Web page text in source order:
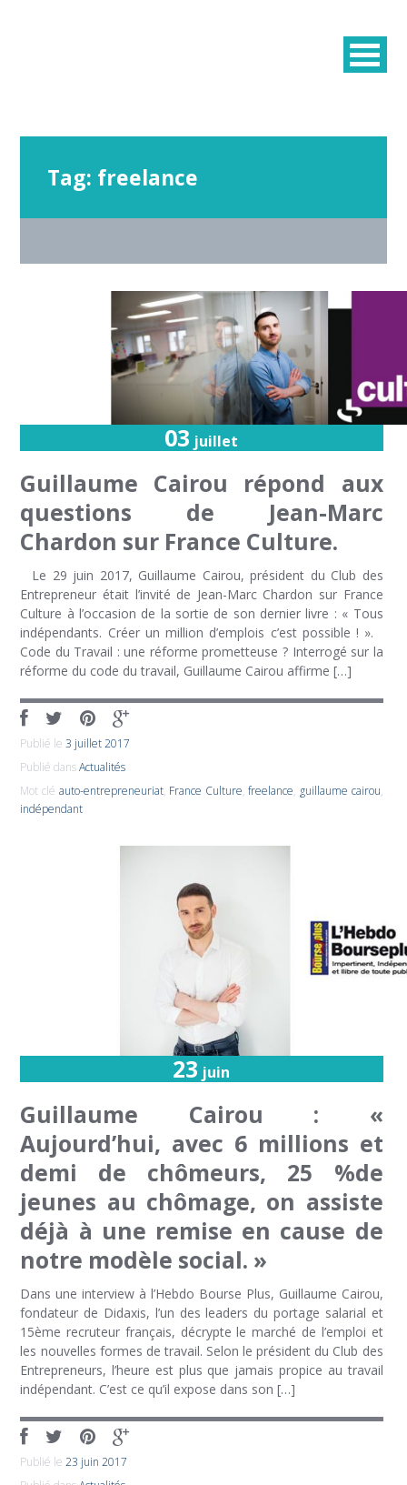
Tag: freelance
03 juillet
Guillaume Cairou répond aux
questions de Jean-Marc
Chardon sur France Culture.
Le 29 juin 2017, Guillaume Cairou, président du Club des
Entrepreneur était l’invité de Jean-Marc Chardon sur France
Culture à l’occasion de la sortie de son dernier livre : « Tous
indépendants. Créer un million d’emplois c’est possible ! ».
Code du Travail : une réforme prometteuse ? Interrogé sur la
réforme du code du travail, Guillaume Cairou affirme […]
Publié le3 juillet 2017
Publié dansActualités
Mot clé auto-entrepreneuriat, France Culture,freelance, guillaume cairou,
indépendant
23 juin
Guillaume Cairou : «
Aujourd’hui, avec 6 millions et
demi de chômeurs, 25 %de
jeunes au chômage, on assiste
déjà à une remise en cause de
notre modèle social. »
Dans une interview à l’Hebdo Bourse Plus, Guillaume Cairou,
fondateur de Didaxis, l’un des leaders du portage salarial et
15ème recruteur français, décrypte le marché de l’emploi et
les nouvelles formes de travail. Selon le président du Club des
Entrepreneurs, l’heure est plus que jamais propice au travail
indépendant. C’est ce qu’il expose dans son […]
Publié le23 juin 2017